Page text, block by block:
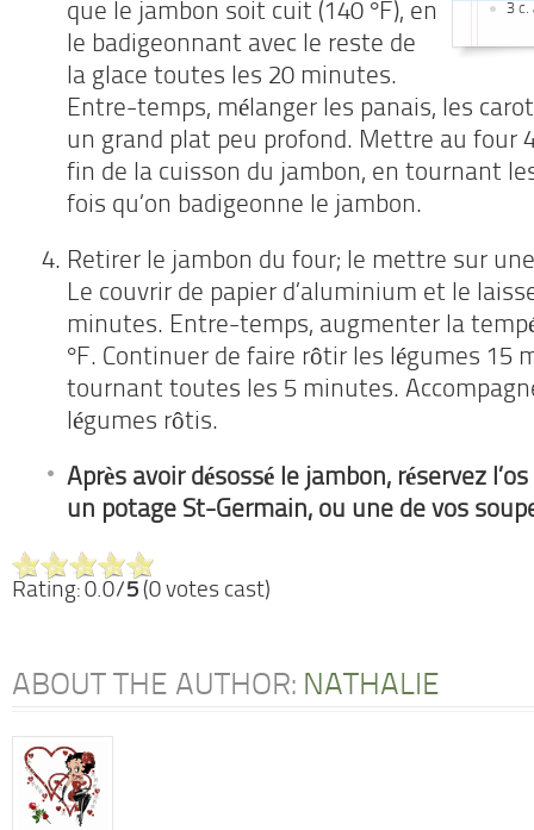
3 c.
que le jambon soit cuit (140 °F), en
le badigeonnant avec le reste de
la glace toutes les 20 minutes.
Entre-temps, mélanger les panais, les
un grand plat peu profond. Mettre au four
fin de la cuisson du jambon, en tournant
fois qu’on badigeonne le jambon.
Retirer le jambon du four; le mettre sur
Le couvrir de papier d’aluminium et le
minutes. Entre-temps, augmenter la
°F. Continuer de faire rôtir les légumes 15
tournant toutes les 5 minutes.
légumes rôtis.
Après avoir désossé le jambon, réservez
un potage St-Germain, ou une de vos
Rating: 0.0/5 (0 votes cast)
ABOUT THE AUTHOR: NATHALIE